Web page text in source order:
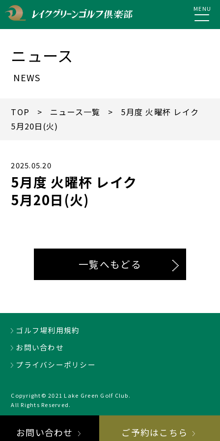
MENU
ニュース
NEWS
TOP > ニュース一覧
> 5月度 火曜杯 レイク
5月20日(火)
2025.05.20
5月度 火曜杯 レイク
5月20日(火)
一覧へもどる
ゴルフ場利用規約
お問い合わせ
プライバシーポリシー
Copyright© 2021 Lake Green Golf Club.
All Rights Reserved.
お問い合わせ ご予約はこちら